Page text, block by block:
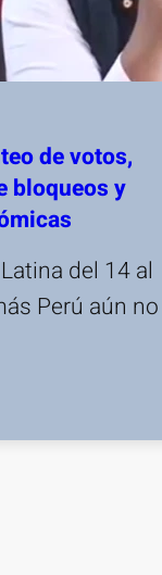
de votos,
bloqueos y
del 14 al
Perú aún no